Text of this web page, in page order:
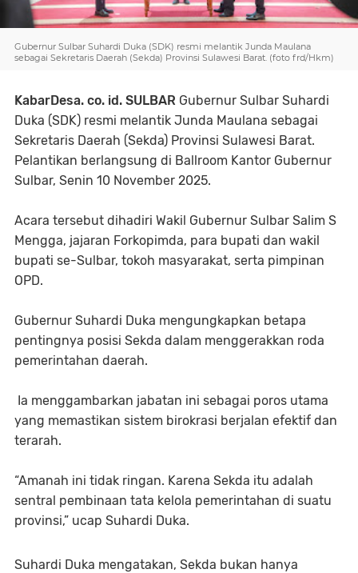
Gubernur Sulbar Suhardi Duka (SDK) resmi melantik Junda Maulana
sebagai Sekretaris Daerah (Sekda) Provinsi Sulawesi Barat. (foto frd/Hkm)
KabarDesa. co. id. SULBAR Gubernur Sulbar Suhardi
Duka (SDK) resmi melantik Junda Maulana sebagai
Sekretaris Daerah (Sekda) Provinsi Sulawesi Barat.
Pelantikan berlangsung di Ballroom Kantor Gubernur
Sulbar, Senin 10 November 2025.
Acara tersebut dihadiri Wakil Gubernur Sulbar Salim S
Mengga, jajaran Forkopimda, para bupati dan wakil
bupati se-Sulbar, tokoh masyarakat, serta pimpinan
OPD.
Gubernur Suhardi Duka mengungkapkan betapa
pentingnya posisi Sekda dalam menggerakkan roda
pemerintahan daerah.
Ia menggambarkan jabatan ini sebagai poros utama
yang memastikan sistem birokrasi berjalan efektif dan
terarah.
“Amanah ini tidak ringan. Karena Sekda itu adalah
sentral pembinaan tata kelola pemerintahan di suatu
provinsi,” ucap Suhardi Duka.
Suhardi Duka mengatakan, Sekda bukan hanya